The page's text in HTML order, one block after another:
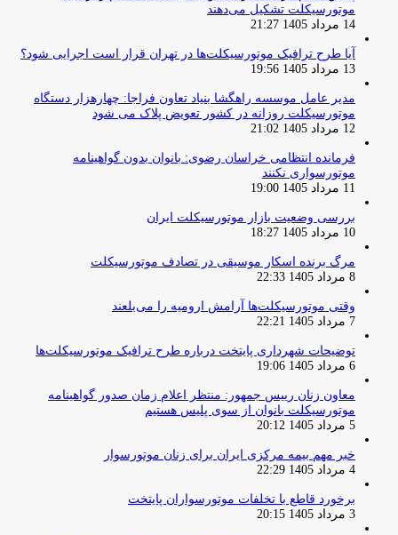
موتورسیکلت تشکیل می‌دهند
14 مرداد 1405 21:27
آیا طرح ترافیک موتورسیکلت‌ها در تهران قرار است اجرایی شود؟
13 مرداد 1405 19:56
مدیر عامل موسسه راهگشا بنیاد تعاون فراجا: چهارهزار دستگاه
موتورسیکلت روزانه در کشور تعویض پلاک می شود
12 مرداد 1405 21:02
فرمانده انتظامی خراسان رضوی: بانوان بدون گواهینامه
موتورسواری نکنند
11 مرداد 1405 19:00
بررسی وضعیت بازار موتورسیکلت ایران
10 مرداد 1405 18:27
مرگ برنده اسکار موسیقی در تصادف موتورسیکلت
8 مرداد 1405 22:33
وقتی موتورسیکلت‌ها آرامش ارومیه را می‌بلعند
7 مرداد 1405 22:21
توضیحات شهرداری پایتخت درباره طرح ترافیک موتورسیکلت‌ها
6 مرداد 1405 19:06
معاون زنان رییس جمهور: منتظر اعلام زمان صدور گواهینامه
موتورسیکلت بانوان از سوی پلیس هستیم
5 مرداد 1405 20:12
خبر مهم بیمه مرکزی ایران برای زنان موتورسوار
4 مرداد 1405 22:29
برخورد قاطع با تخلفات موتورسواران پایتخت
3 مرداد 1405 20:15